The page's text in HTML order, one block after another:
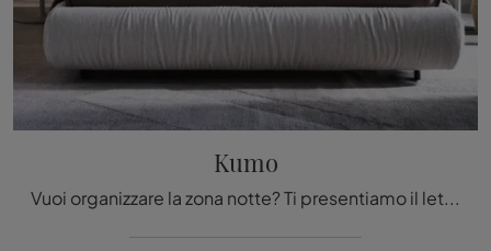
Kumo
Vuoi organizzare la zona notte? Ti presentiamo il letto in tessuto Kumo di Twils per spazi design.